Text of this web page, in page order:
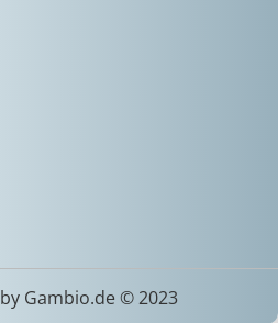
by Gambio.de © 2023